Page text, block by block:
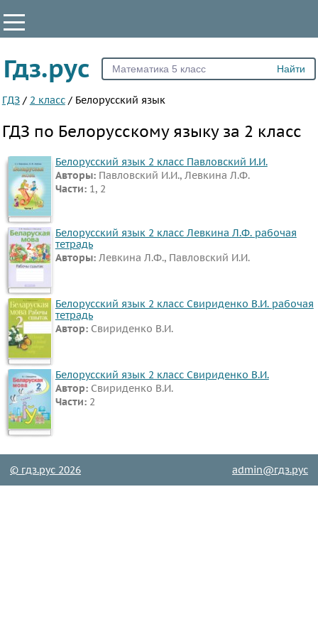
Все
2
4
5
6
7
8
9
10
11
ПРЕДМЕТЫ
Все
предметы
Математика
Английский
язык
Русский
Немецкий
язык
Гдз.рус
ГДЗ / 2 класс / Белорусский язык
ГДЗ по Белорусскому языку за 2 класс
Белорусский язык 2 класс Павловский И.И.
Авторы: Павловский И.И., Левкина Л.Ф.
Части: 1, 2
Белорусский язык 2 класс Левкина Л.Ф. рабочая
тетрадь
Авторы: Левкина Л.Ф., Павловский И.И.
Белорусский язык 2 класс Свириденко В.И. рабочая
тетрадь
Автор: Свириденко В.И.
Белорусский язык 2 класс Свириденко В.И.
Автор: Свириденко В.И.
Части: 2
© гдз.рус 2026 admin@гдз.рус